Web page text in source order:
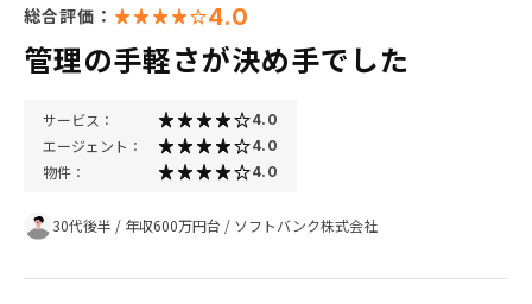
総合評価： 4.0
管理の手軽さが決め手でした
サービス： 4.0
エージェント： 4.0
物件： 4.0
30代後半 / 年収600万円台 / ソフトバンク株式会社